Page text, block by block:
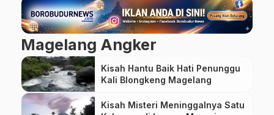
Magelang Angker
Kisah Hantu Baik Hati Penunggu
Kali Blongkeng Magelang
Kisah Misteri Meninggalnya Satu